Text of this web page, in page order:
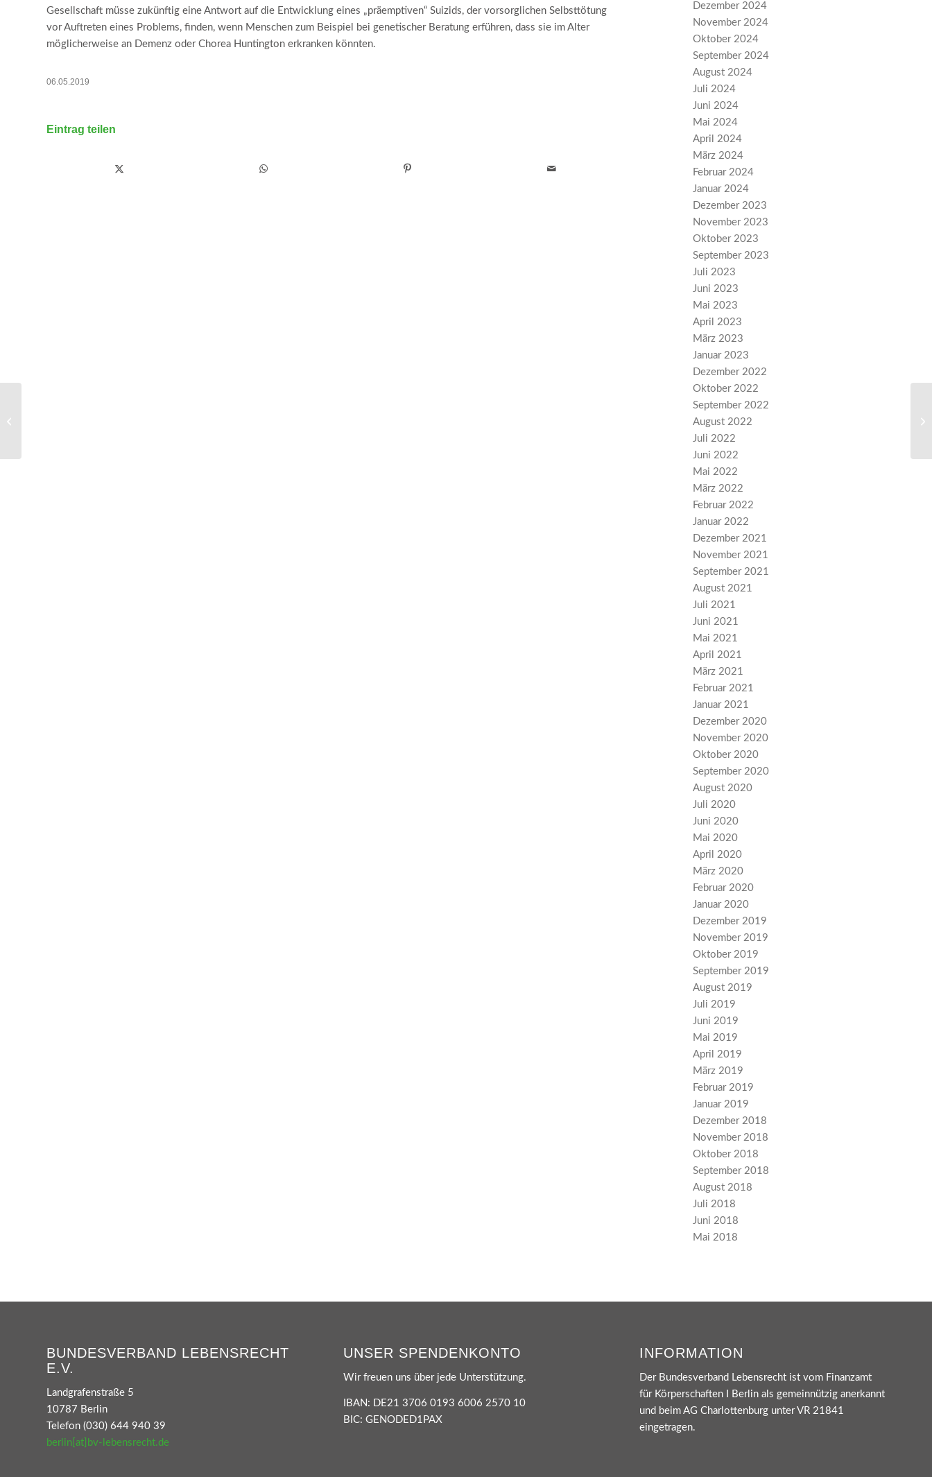
Gesellschaft müsse zukünftig eine Antwort auf die Entwicklung eines „präemptiven“ Suizids, der vorsorglichen Selbsttötung
vor Auftreten eines Problems, finden, wenn Menschen zum Beispiel bei genetischer Beratung erführen, dass sie im Alter
möglicherweise an Demenz oder Chorea Huntington erkranken könnten.
06.05.2019
Eintrag teilen
Dezember 2024
November 2024
Oktober 2024
September 2024
August 2024
Juli 2024
Juni 2024
Mai 2024
April 2024
März 2024
Februar 2024
Januar 2024
Dezember 2023
November 2023
Oktober 2023
September 2023
Juli 2023
Juni 2023
Mai 2023
April 2023
März 2023
Januar 2023
Dezember 2022
Oktober 2022
September 2022
August 2022
Juli 2022
Juni 2022
Mai 2022
März 2022
Februar 2022
Januar 2022
Dezember 2021
November 2021
September 2021
August 2021
Juli 2021
Juni 2021
Mai 2021
April 2021
März 2021
Februar 2021
Januar 2021
Dezember 2020
November 2020
Oktober 2020
September 2020
August 2020
Juli 2020
Juni 2020
Mai 2020
April 2020
März 2020
Februar 2020
Januar 2020
Dezember 2019
November 2019
Oktober 2019
September 2019
August 2019
Juli 2019
Juni 2019
Mai 2019
April 2019
März 2019
Februar 2019
Januar 2019
Dezember 2018
November 2018
Oktober 2018
September 2018
August 2018
Juli 2018
Juni 2018
Mai 2018
BUNDESVERBAND LEBENSRECHT
E.V.
Landgrafenstraße 5
10787 Berlin
Telefon (030) 644 940 39
berlin[at]bv-lebensrecht.de
UNSER SPENDENKONTO
Wir freuen uns über jede Unterstützung.
IBAN: DE21 3706 0193 6006 2570 10
BIC: GENODED1PAX
INFORMATION
Der Bundesverband Lebensrecht ist vom Finanzamt
für Körperschaften I Berlin als gemeinnützig anerkannt
und beim AG Charlottenburg unter VR 21841
eingetragen.